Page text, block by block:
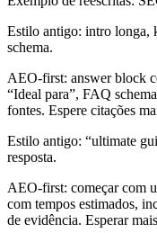
Estilo antigo: intro longa,
schema.
AEO-first: answer block
“Ideal para”, FAQ
fontes. Espere citações
Estilo antigo: “ultimate
resposta.
AEO-first: começar com
com tempos estimados,
de evidência. Esperar